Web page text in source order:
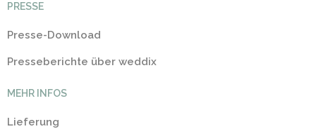
PRESSE
Presse-Download
Presseberichte über weddix
MEHR INFOS
Lieferung